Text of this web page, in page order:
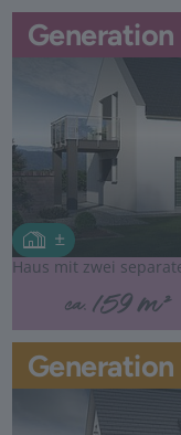
Generation
Haus mit zwei
ca.159 m²
Generation